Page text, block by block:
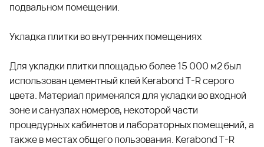
подвальном помещении.
Укладка плитки во внутренних помещениях
Для укладки плитки площадью более 15 000 м2 был
использован цементный клей Kerabond T-R серого
цвета. Материал применялся для укладки во входной
зоне и санузлах номеров, некоторой части
процедурных кабинетов и лабораторных помещений, а
также в местах общего пользования. Kerabond T-R